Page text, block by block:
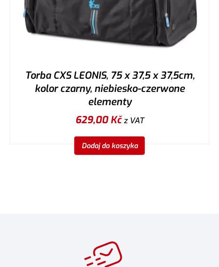
Torba CXS LEONIS, 75 x 37,5 x 37,5cm,
kolor czarny, niebiesko-czerwone
elementy
629,00Kčz VAT
Dodaj do koszyka